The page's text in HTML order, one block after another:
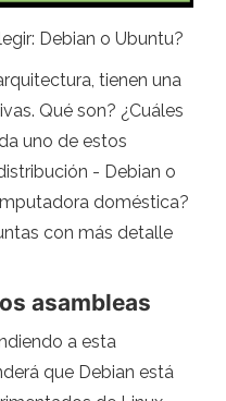
Debian o Ubuntu?
tienen una
Qué son? ¿Cuáles
uno de estos
- Debian o
doméstica?
con más detalle
asambleas
a esta
que Debian está